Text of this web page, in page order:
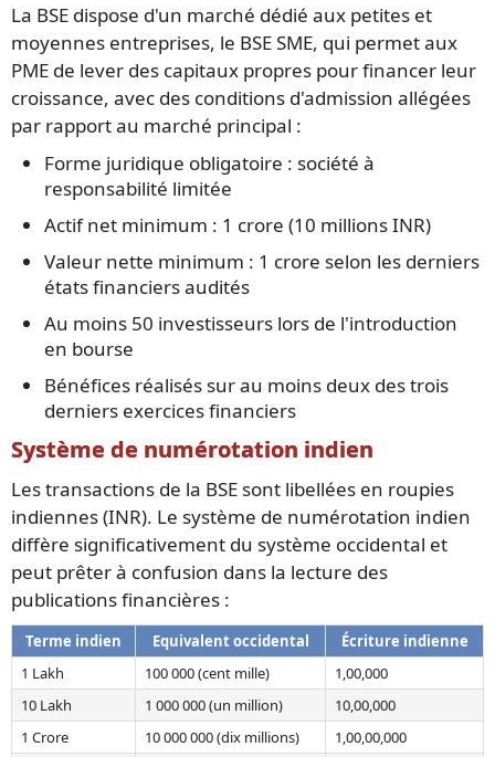
La BSE dispose d'un marché dédié aux petites et
moyennes entreprises, le BSE SME, qui permet aux
PME de lever des capitaux propres pour financer leur
croissance, avec des conditions d'admission allégées
par rapport au marché principal :
Forme juridique obligatoire : société à
responsabilité limitée
Actif net minimum : 1 crore (10 millions INR)
Valeur nette minimum : 1 crore selon les derniers
états financiers audités
Au moins 50 investisseurs lors de l'introduction
en bourse
Bénéfices réalisés sur au moins deux des trois
derniers exercices financiers
Système de numérotation indien
Les transactions de la BSE sont libellées en roupies
indiennes (INR). Le système de numérotation indien
diffère significativement du système occidental et
peut prêter à confusion dans la lecture des
publications financières :
Terme indien Equivalent occidental
Écriture indienne
1 Lakh
100 000 (cent mille)
1,00,000
10 Lakh
1 000 000 (un million)
10,00,000
1 Crore
10 000 000 (dix millions) 1,00,00,000